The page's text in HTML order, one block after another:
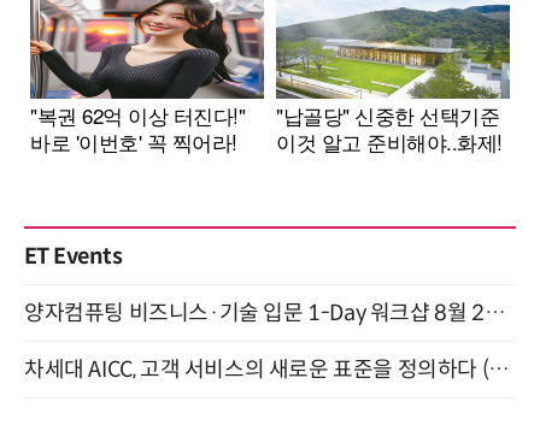
ET Events
양자컴퓨팅 비즈니스·기술 입문 1-Day 워크샵 8월 28일 개최
차세대 AICC, 고객 서비스의 새로운 표준을 정의하다 (9/9)